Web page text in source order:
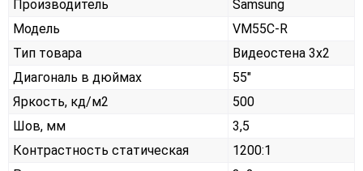
Производитель
Samsung
Модель
VM55C-R
Тип товара
Видеостена 3х2
Диагональ в дюймах
55"
Яркость, кд/м2
500
Шов, мм
3,5
Контрастность статическая
1200:1